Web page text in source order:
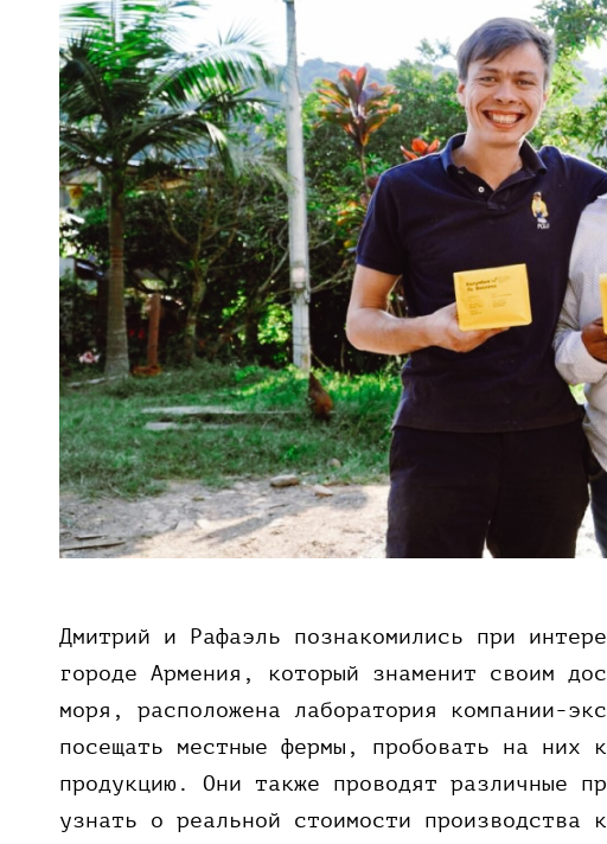
Дмитрий и Рафаэль познакомились при
городе Армения, который знаменит своим
моря, расположена лаборатория компании-
посещать местные фермы, пробовать на них
продукцию. Они также проводят
узнать о реальной стоимости